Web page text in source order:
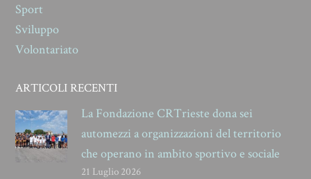
Sport
Sviluppo
Volontariato
ARTICOLI RECENTI
La Fondazione CRTrieste dona sei
automezzi a organizzazioni del territorio
che operano in ambito sportivo e sociale
21 Luglio 2026